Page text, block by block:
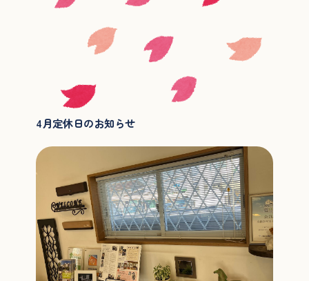
4月定休日のお知らせ